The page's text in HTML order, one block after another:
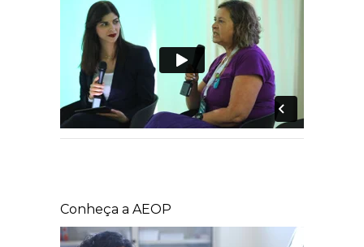
Conheça a AEOP